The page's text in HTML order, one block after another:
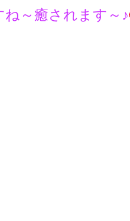
～癒されます～♪